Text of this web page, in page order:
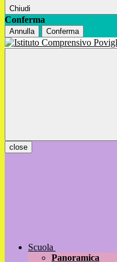
Chiudi
Conferma
Annulla Conferma
close
Scuola
Panoramica